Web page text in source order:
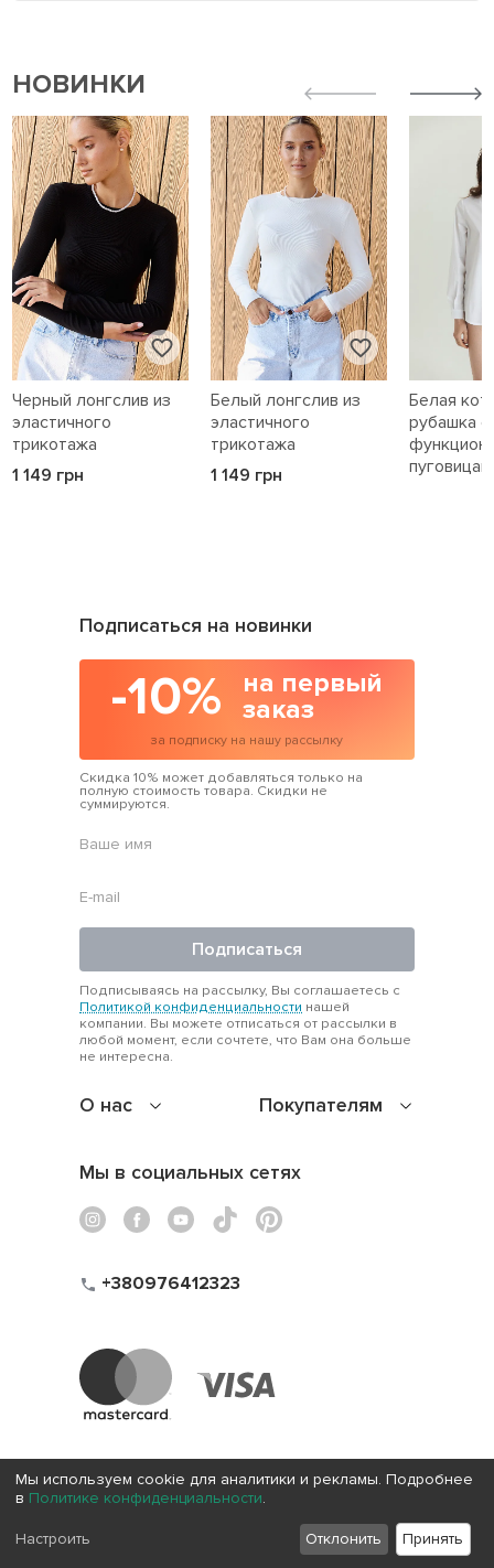
НОВИНКИ
Черный лонгслив из
эластичного
трикотажа
1 149 грн
Белый лонгслив из
эластичного
трикотажа
1 149 грн
Белая
рубашка с
О нас Покупателям
Подписаться на новинки
-10%
на первый
заказ
за подписку на нашу рассылку
Скидка 10% может добавляться только на
полную стоимость товара. Скидки не
суммируются.
Подписаться
Подписываясь на рассылку, Вы соглашаетесь с
Политикой конфиденциальности нашей
компании. Вы можете отписаться от рассылки в
любой момент, если сочтете, что Вам она больше
не интересна.
Мы в социальных сетях
+380976412323
Мы используем cookie для аналитики и рекламы. Подробнее
в Политике конфиденциальности.
Настроить Отклонить Принять